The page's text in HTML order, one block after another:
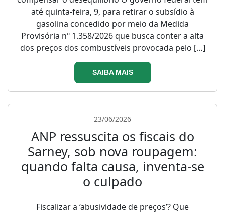
até quinta-feira, 9, para retirar o subsídio à
gasolina concedido por meio da Medida
Provisória nº 1.358/2026 que busca conter a alta
dos preços dos combustíveis provocada pelo […]
SAIBA MAIS
23/06/2026
ANP ressuscita os fiscais do
Sarney, sob nova roupagem:
quando falta causa, inventa-se
o culpado
Fiscalizar a ‘abusividade de preços’? Que